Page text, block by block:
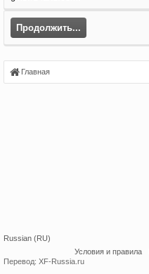
Продолжить...
Главная
Russian (RU)
Условия и правила
Перевод: XF-Russia.ru